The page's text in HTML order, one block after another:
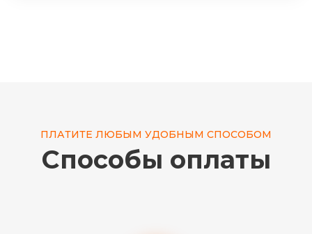
ПЛАТИТЕ ЛЮБЫМ УДОБНЫМ СПОСОБОМ
Способы оплаты